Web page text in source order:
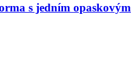
s jedním opaskovým